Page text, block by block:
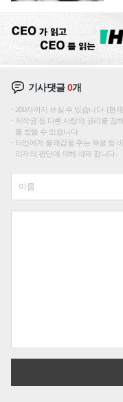
기사댓글0개
200자까지 쓰실 수 있습니다. (현
저작권 등 다른 사람의 권리를 침
를 받을 수 있습니다.
타인에게 불쾌감을 주는 욕설 등
리자의 판단에 의해 삭제 합니다.